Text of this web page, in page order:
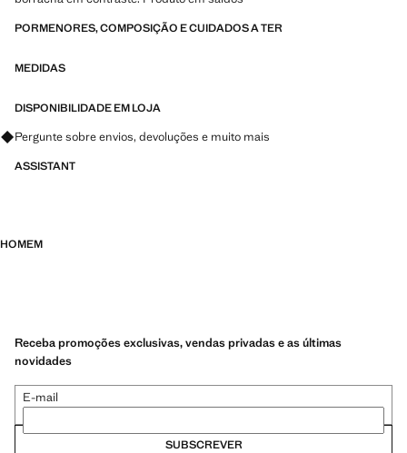
PORMENORES, COMPOSIÇÃO E CUIDADOS A TER
MEDIDAS
DISPONIBILIDADE EM LOJA
Pergunte sobre envios, devoluções e muito mais
ASSISTANT
HOMEM
Receba promoções exclusivas, vendas privadas e as últimas
novidades
E-mail
SUBSCREVER